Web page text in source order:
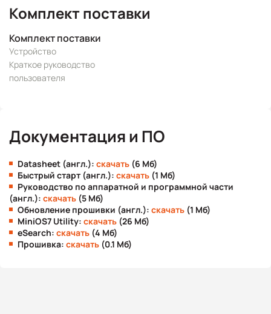
Комплект поставки
Комплект поставки
Устройство
Краткое руководство
пользователя
Документация и ПО
Datasheet (англ.): скачать (6 Мб)
Быстрый старт (англ.): скачать (1 Мб)
Руководство по аппаратной и программной части
(англ.): скачать (5 Мб)
Обновление прошивки (англ.): скачать (1 Мб)
MiniOS7 Utility: скачать (26 Мб)
eSearch: скачать (4 Мб)
Прошивка: скачать (0.1 Мб)